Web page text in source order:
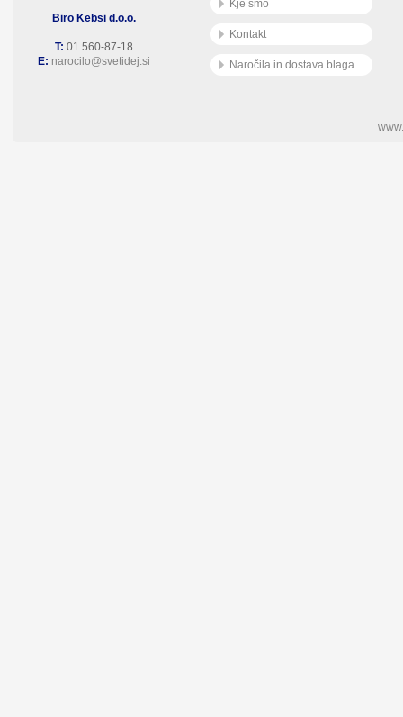
Biro Kebsi d.o.o.
T: 01 560-87-18
E: narocilo@svetidej.si
Kje smo
Kontakt
Naročila in dostava blaga